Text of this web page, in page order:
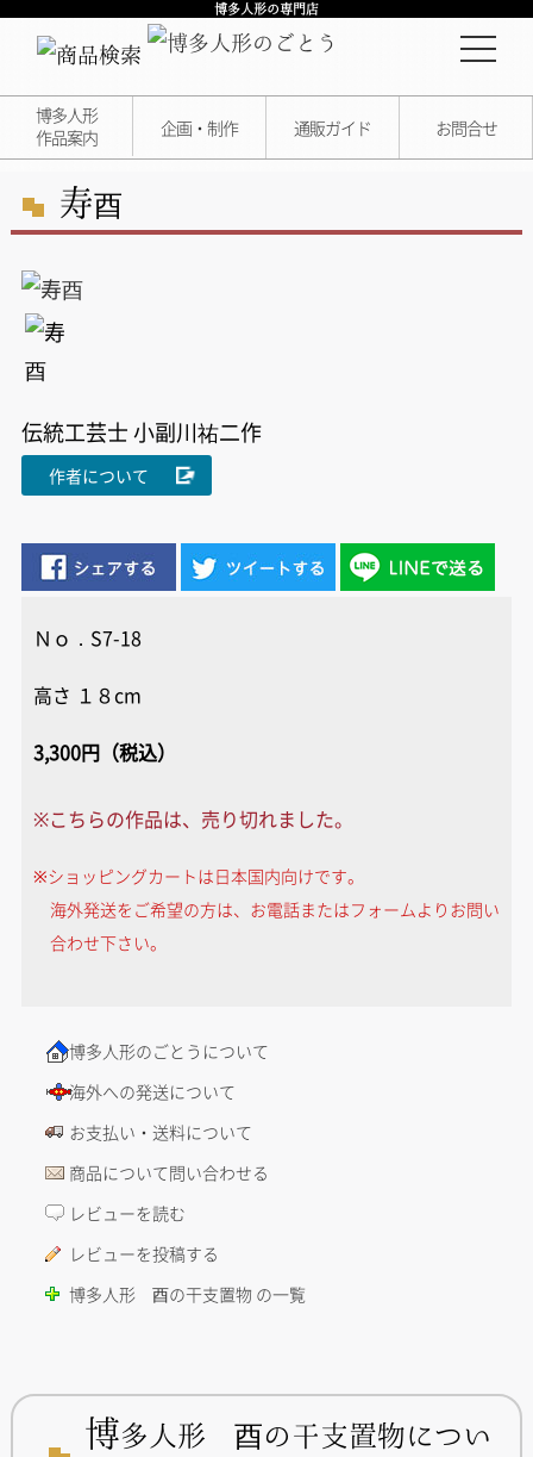
博多人形の専門店
博多人形
作品案内
企画・制作 通販ガイド お問合せ
寿酉
伝統工芸士 小副川祐二作
作者について
Ｎｏ．S7-18
高さ １８cm
3,300円（税込）
※こちらの作品は、売り切れました。
※ショッピングカートは日本国内向けです。
海外発送をご希望の方は、お電話またはフォームよりお問い
合わせ下さい。
博多人形のごとうについて
海外への発送について
お支払い・送料について
商品について問い合わせる
レビューを読む
レビューを投稿する
博多人形 酉の干支置物 の一覧
博多人形 酉の干支置物につい